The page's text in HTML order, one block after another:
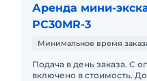
Аренда мини-
PC30MR-3
Минимальное время
Подача в день заказа. С
включено в стоимость.